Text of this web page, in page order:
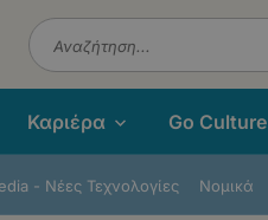
Αναζήτηση
- Νέες Τεχνολογίες Νομικά
Καριέρα Go Culture